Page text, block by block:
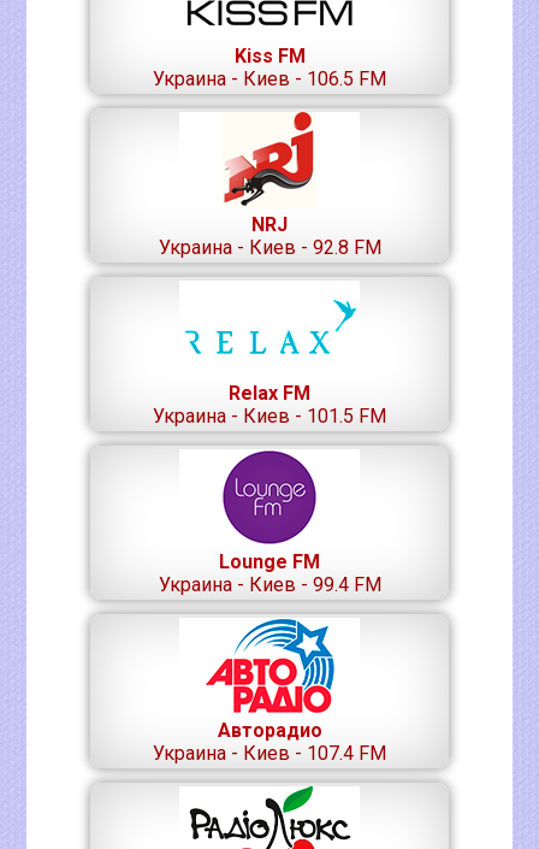
Kiss FM
Украина - Киев - 106.5 FM
NRJ
Украина - Киев - 92.8 FM
Relax FM
Украина - Киев - 101.5 FM
Lounge FM
Украина - Киев - 99.4 FM
Авторадио
Украина - Киев - 107.4 FM